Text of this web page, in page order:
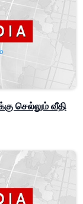
செல்லும் வீதி